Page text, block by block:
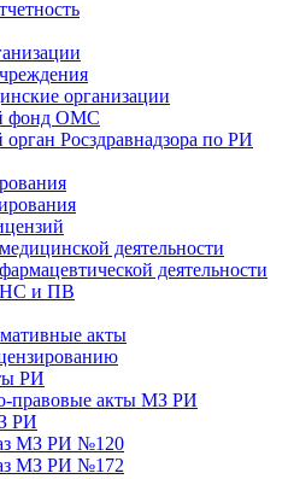
организации
фонд ОМС
Росздравнадзора по РИ
деятельности
деятельности
НС и ПВ
акты
РИ
правовые акты МЗ РИ
РИ
МЗ РИ №120
МЗ РИ №172